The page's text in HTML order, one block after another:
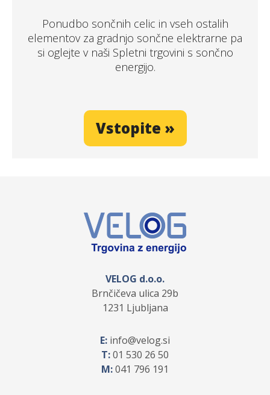
Ponudbo sončnih celic in vseh ostalih
elementov za gradnjo sončne elektrarne pa
si oglejte v naši Spletni trgovini s sončno
energijo.
Vstopite »
VELOG d.o.o.
Brnčičeva ulica 29b
1231 Ljubljana
E: info
velog.si
T:01 530 26 50
M:041 796 191